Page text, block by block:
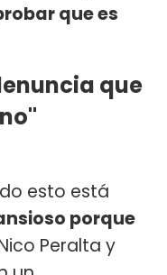
que es
que
esto está
porque
Peralta y